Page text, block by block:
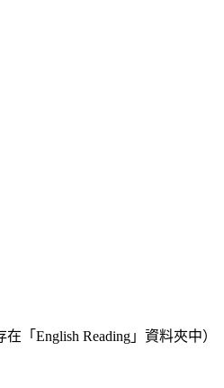
English Reading」資料夾中）